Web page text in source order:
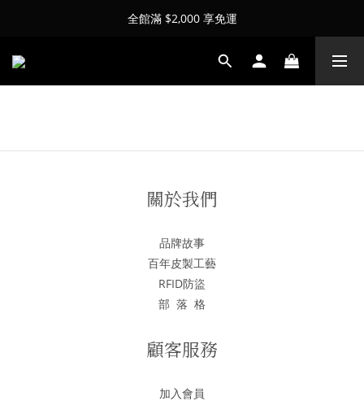
全館滿 $2,000 享免運
關於我們
品牌故事
百年皮製工藝
RFID防盜
部 落 格
顧客服務
加入會員